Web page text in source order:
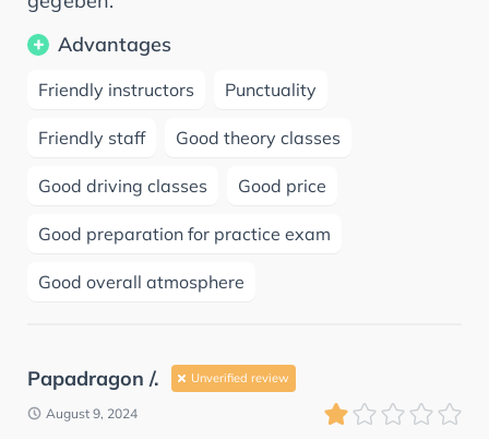
Advantages
Friendly instructors Punctuality
Friendly staff Good theory classes
Good driving classes Good price
Good preparation for practice exam
Good overall atmosphere
Papadragon /. Unverified review
August 9, 2024